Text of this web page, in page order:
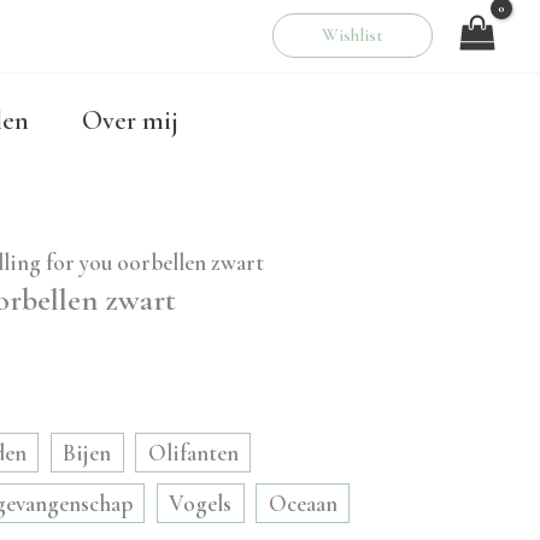
Wishlist
Over mij
for you oorbellen zwart
zwart
Bijen
Olifanten
Vogels
Oceaan